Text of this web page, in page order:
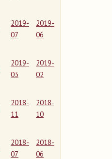
2019-
07
2019-
06
2019-
03
2019-
02
2018-
11
2018-
10
2018-
07
2018-
06